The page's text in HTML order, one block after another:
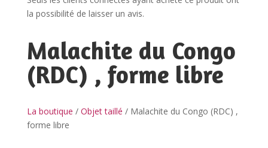
la possibilité de laisser un avis.
Malachite du Congo
(RDC) , forme libre
La boutique / Objet taillé / Malachite du Congo (RDC) ,
forme libre